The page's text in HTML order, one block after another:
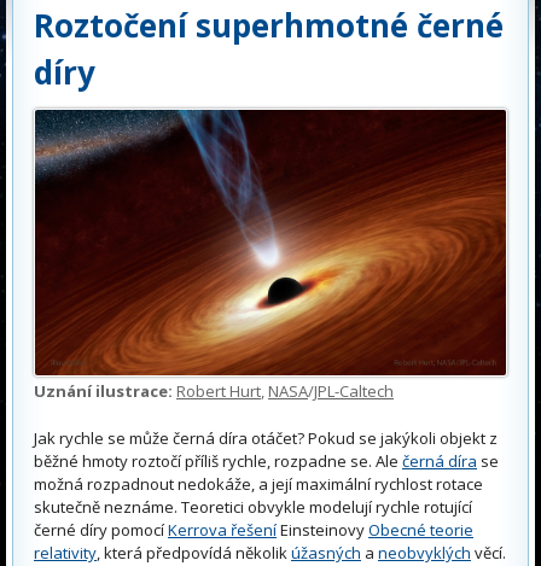
Roztočení superhmotné černé
díry
Uznání ilustrace: Robert Hurt, NASA/JPL-Caltech
Jak rychle se může černá díra otáčet? Pokud se jakýkoli objekt z
běžné hmoty roztočí příliš rychle, rozpadne se. Ale černá díra se
možná rozpadnout nedokáže, a její maximální rychlost rotace
skutečně neznáme. Teoretici obvykle modelují rychle rotující
černé díry pomocíKerrova řešeníEinsteinovyObecné teorie
relativity, která předpovídá několikúžasných a neobvyklých věcí.